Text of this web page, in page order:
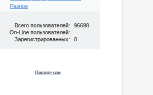
Разное
Всего пользователей:
96698
On-Line пользователей:
Зарегистрированных:
0
Пишите нам